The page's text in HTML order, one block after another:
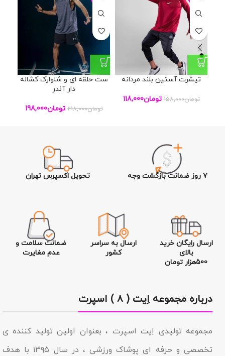
تیشرت آستین بلند مردانه
تومان158,000 تومان118,000
ست حلقه ای و شلوارک کشاله
دار آندر
تومان218,000 تومان198,000
۷ روز ضمانت بازگشت وجه تحویل اکسپرس تهران
ارسال رایگان خرید
بالای
500هزار تومان
ارسال به سراسر
کشور
ضمانت سلامت و
عدم مغایرت
درباره مجموعه اِیت ( ۸ ) اسپرت
مجموعه تولیدى اِیت اسپرت ، بعنوان اولین تولید کننده ی
تخصصی و حرفه ای پوشاک ورزشی ، در سال ۱۳۹۵ با هدف